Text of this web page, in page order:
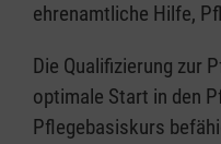
ehrenamtliche Hilfe,
Die Qualifizierung zur
optimale Start in den
Pflegebasiskurs